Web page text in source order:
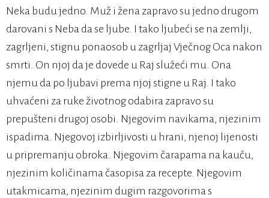
Neka budu jedno. Muž i žena zapravo su jedno drugom
darovani s Neba da se ljube. I tako ljubeći se na zemlji,
zagrljeni, stignu ponaosob u zagrljaj Vječnog Oca nakon
smrti. On njoj da je dovede u Raj služeći mu. Ona
njemu da po ljubavi prema njoj stigne u Raj. I tako
uhvaćeni za ruke životnog odabira zapravo su
prepušteni drugoj osobi. Njegovim navikama, njezinim
ispadima. Njegovoj izbirljivosti u hrani, njenoj lijenosti
u pripremanju obroka. Njegovim čarapama na kauču,
njezinim količinama časopisa za recepte. Njegovim
utakmicama, njezinim dugim razgovorima s